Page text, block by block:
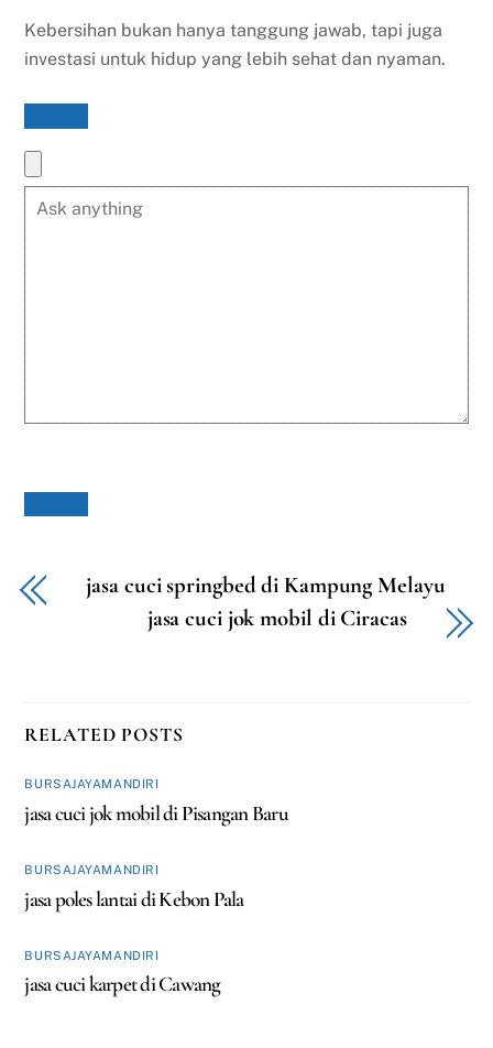
Kebersihan bukan hanya tanggung jawab, tapi juga
investasi untuk hidup yang lebih sehat dan nyaman.
jasa cuci springbed di Kampung Melayu
jasa cuci jok mobil di Ciracas
RELATED POSTS
BURSAJAYAMANDIRI
jasa cuci jok mobil di Pisangan Baru
BURSAJAYAMANDIRI
jasa poles lantai di Kebon Pala
BURSAJAYAMANDIRI
jasa cuci karpet di Cawang